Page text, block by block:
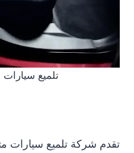
تلميع
تقدم شركة تلميع سيارات